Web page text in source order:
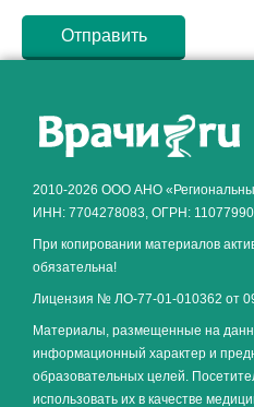
2010-2026 ООО АНО
ИНН: 7704278083, ОГРН:
При копировании материалов
обязательна!
Лицензия № ЛО-77-01-010362 от
Материалы, размещенные на
информационный характер и
образовательных целей.
использовать их в качестве